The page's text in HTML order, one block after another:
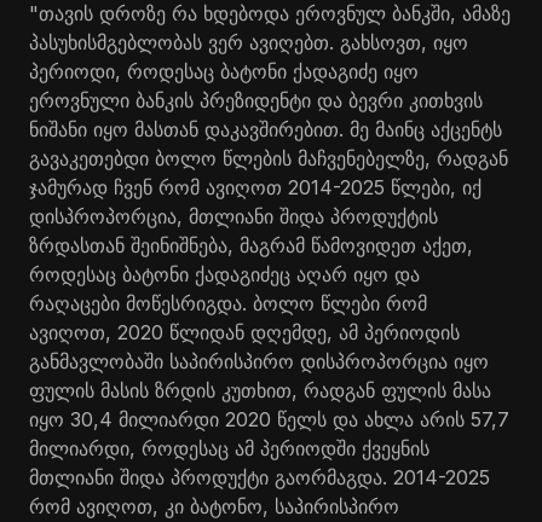
"თავის დროზე რა ხდებოდა ეროვნულ ბანკში, ამაზე
პასუხისმგებლობას ვერ ავიღებთ. გახსოვთ, იყო
პერიოდი, როდესაც ბატონი ქადაგიძე იყო
ეროვნული ბანკის პრეზიდენტი და ბევრი კითხვის
ნიშანი იყო მასთან დაკავშირებით. მე მაინც აქცენტს
გავაკეთებდი ბოლო წლების მაჩვენებელზე, რადგან
ჯამურად ჩვენ რომ ავიღოთ 2014-2025 წლები, იქ
დისპროპორცია, მთლიანი შიდა პროდუქტის
ზრდასთან შეინიშნება, მაგრამ წამოვიდეთ აქეთ,
როდესაც ბატონი ქადაგიძეც აღარ იყო და
რაღაცები მოწესრიგდა. ბოლო წლები რომ
ავიღოთ, 2020 წლიდან დღემდე, ამ პერიოდის
განმავლობაში საპირისპირო დისპროპორცია იყო
ფულის მასის ზრდის კუთხით, რადგან ფულის მასა
იყო 30,4 მილიარდი 2020 წელს და ახლა არის 57,7
მილიარდი, როდესაც ამ პერიოდში ქვეყნის
მთლიანი შიდა პროდუქტი გაორმაგდა. 2014-2025
რომ ავიღოთ, კი ბატონო, საპირისპირო